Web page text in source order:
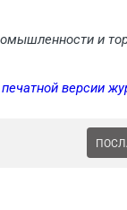
и
версии